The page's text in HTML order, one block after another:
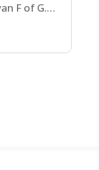
F of G.